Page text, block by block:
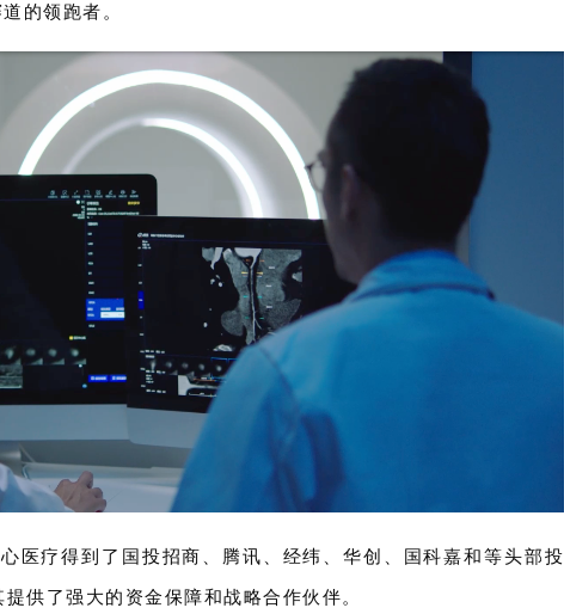
的领跑者。
医疗得到了国投招商、腾讯、经纬、华创、国科嘉和等头部投
供了强大的资金保障和战略合作伙伴。